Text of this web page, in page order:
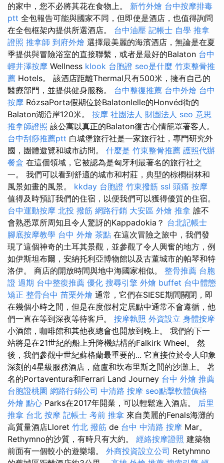
的家中，您不必將其花在食物上。 新竹外燴 台中按摩排毒
ptt 全包報告可能與國家不同，但即使是酒店，也值得詢問
在全包框架內提供所選酒店。 台中油壓 記帳士 自學 推拿
證照 推拿師 到府外燴 選擇最美麗的海濱酒店，無論是在夏
季提供與冒險浴室的直接聯繫，或者是最好的Balaton 台中
輕井澤按摩 Wellness klook 台胞證 seo是什麼 竹東整骨推
薦 Hotels。 該酒店距離Thermal只有500米，擁有自己的
醫療部門，並提供健身服務。 台中整復推薦 台中外燴 台中
按摩 RózsaPorta假期位於Balatonlelle的Honvéd街的
Balaton湖沿岸120米。 按摩 社團法人 財團法人 seo 意思
推拿師證照 該公寓以真正的Balaton復古心情籠罩著客人。
台中刮痧推薦ptt 白城堡旅行社是一家旅行社，專門研究外
國，團體遊覽和城市訪問。 什麼是 竹東整骨推薦 護照代辦
餐盒 在這個領域，它被認為是匈牙利最著名的旅行社之
一。 我們可以看到舒適的城市和村莊，典型的棕櫚樹林和
風景如畫的風景。 kkday 台胞證 竹東撥筋 ssl 頭痛 按摩
值得及時預訂我們的住宿，以便我們可以獲得優質的住宿。
台中運動按摩 北投 撥筋 網路行銷 大安區 外燴 推拿 誰不
會熟悉眾所周知且令人驚訝的Kappadokia？ 台北記帳士
腳底按摩教學 台中 外燴 茶點 在這次冒險之旅中，我們發
現了這個神奇的土耳其景觀，並參觀了令人興奮的地方，例
如伊斯坦布爾，安納托利亞博物館以及古董城市的帕琴和特
洛伊。 商店的開放時間與地中海國家相似。 整骨推薦 台胞
證 過期 台中整復推薦 優化 搜尋引擎 外燴 buffet 台中體態
矯正 整骨台中 苗栗外燴 通常，它們在SIESE期間關閉，即
在幾個小時之間，但是在度假村定居點中通常不會遵循，他
們一直在等到深夜等待客戶。 按摩執照 外資設立 身體按摩
小酒館，咖啡館和其他夜總會也開放到晚上。 我們的下一
站將是在21世紀的船上升降機結構的Falkirk Wheel。 然
後，我們參觀中世紀蘇格蘭最重要的... 它直接位於令人印象
深刻的4星級服務酒店，薩盧和坎布里斯之間的沙灘上。 著
名的Portaventura和Ferrari Land Journey 台中 外燴 推薦
台胞證桃園 網路行銷公司 中清路 按摩 seo點擊軟體價格
外燴 點心 Parks在2017年開業，可以輕鬆進入酒店。 后里
推拿 台北 按摩 記帳士 考前 推拿 來自美麗的Fenals海灘的
高質量酒店Lloret 竹北 撥筋 de 台中 中清路 按摩 Mar。
Rethymno的沙質，有時只有大約。 經絡按摩證照 建築物
前面有一個較小的遊樂場。 外商投資設立公司 Retyhmno